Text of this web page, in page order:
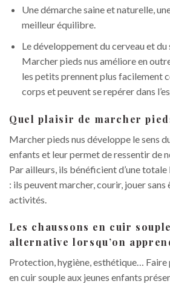
Une démarche saine et naturelle,
meilleur équilibre.
Le développement du cerveau et du
Marcher pieds nus améliore en
les petits prennent plus facilement
corps et peuvent se repérer dans
Quel plaisir de marcher
Marcher pieds nus développe le sens
enfants et leur permet de ressentir de
Par ailleurs, ils bénéficient d’une
: ils peuvent marcher, courir, jouer sans
activités.
Les chaussons en cuir
alternative lorsqu’on
Protection, hygiène, esthétique… Faire
en cuir souple aux jeunes enfants